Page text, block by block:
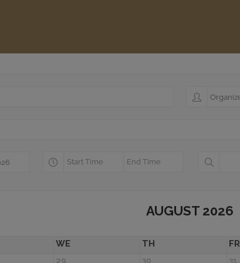
AUGUST 2026
WE TH FR
29 30 31